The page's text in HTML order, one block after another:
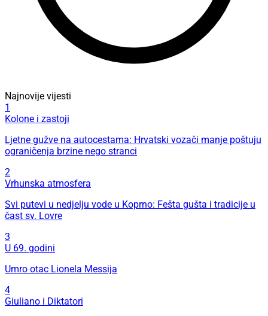
Najnovije vijesti
1
Kolone i zastoji
Ljetne gužve na autocestama: Hrvatski vozači manje poštuju
ograničenja brzine nego stranci
2
Vrhunska atmosfera
Svi putevi u nedjelju vode u Koprno: Fešta gušta i tradicije u
čast sv. Lovre
3
U 69. godini
Umro otac Lionela Messija
4
Giuliano i Diktatori